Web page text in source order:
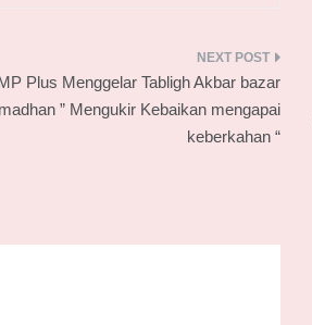
Plus Menggelar Tabligh Akbar bazar
” Mengukir Kebaikan mengapai
keberkahan “